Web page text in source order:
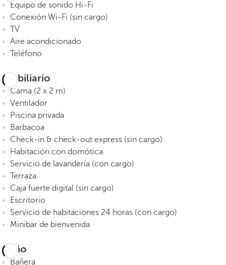
Equipo de sonido Hi-Fi
Conexión Wi-Fi (sin cargo)
TV
Aire acondicionado
Teléfono
Mobiliario
Cama (2 x 2 m)
Ventilador
Piscina privada
Barbacoa
Check-in & check-out express (sin cargo)
Habitación con domótica
Servicio de lavandería (con cargo)
Terraza
Caja fuerte digital (sin cargo)
Escritorio
Servicio de habitaciones 24 horas (con cargo)
Minibar de bienvenida
Baño
Bañera